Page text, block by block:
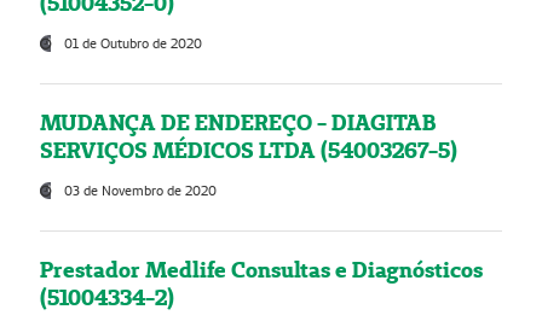
01 de Outubro de 2020
MUDANÇA DE ENDEREÇO - DIAGITAB
SERVIÇOS MÉDICOS LTDA (54003267-5)
03 de Novembro de 2020
Prestador Medlife Consultas e Diagnósticos
(51004334-2)